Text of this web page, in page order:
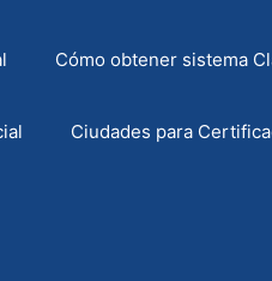
Cómo obtener sistema
Ciudades para